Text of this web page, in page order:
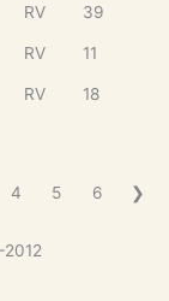
RV 39
RV 11
RV 18
4 5 6 ❯